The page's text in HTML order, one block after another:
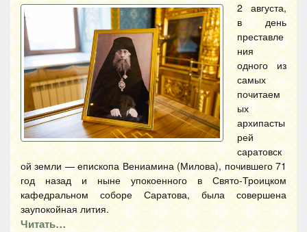
2 августа,
в день
преставле
ния
одного из
самых
почитаем
ых
архипасты
рей
саратовск
ой земли — епископа Вениамина (Милова), почившего 71
год назад и ныне упокоенного в Свято-Троицком
кафедральном соборе Саратова, была совершена
заупокойная лития.
Читать…